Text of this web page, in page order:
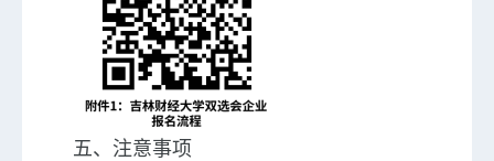
五、注意事项